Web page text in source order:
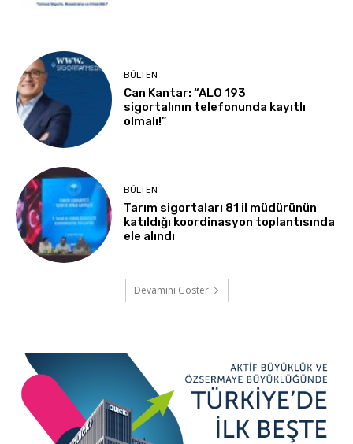
BÜLTEN
Can Kantar: “ALO 193
sigortalının telefonunda kayıtlı
olmalı!”
BÜLTEN
Tarım sigortaları 81 il müdürünün
katıldığı koordinasyon toplantısında
ele alındı
Devamını Göster